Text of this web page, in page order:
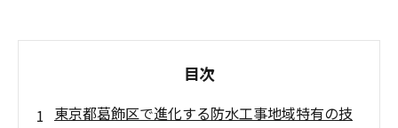
目次
東京都葛飾区で進化する防水工事地域特有の技